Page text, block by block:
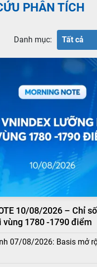
PHÂN TÍCH
Danh mục: Tất cả
10/08/2026 – Chỉ
vùng 1780 -1790 điểm
07/08/2026: Basis mở